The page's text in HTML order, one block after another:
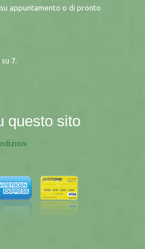
appuntamento o di pronto
7.
questo sito